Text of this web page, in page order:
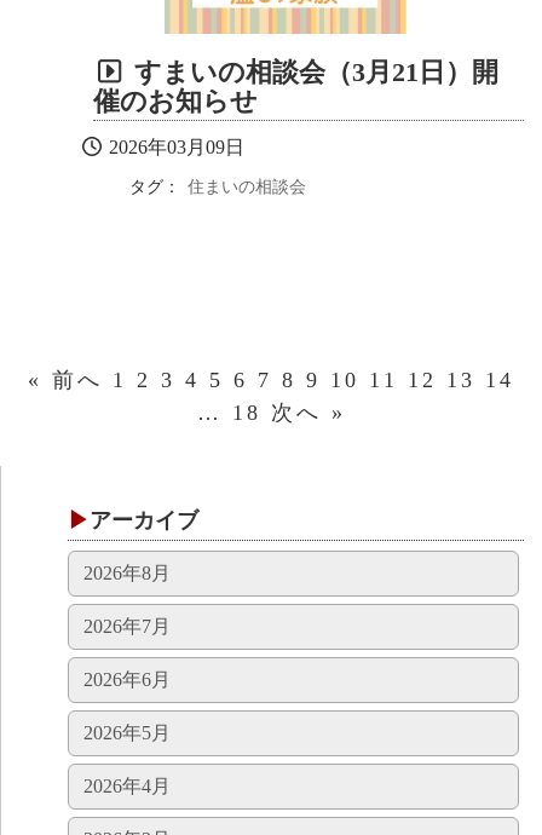
すまいの相談会（3月21日）開
催のお知らせ
2026年03月09日
タグ： 住まいの相談会
« 前へ 1 2 3 4 5 6 7 8 9 10 11 12 13 14
…
18 次へ »
アーカイブ
2026年8月
2026年7月
2026年6月
2026年5月
2026年4月